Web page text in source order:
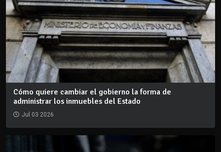
Cómo quiere cambiar el gobierno la forma de
administrar los inmuebles del Estado
Jul 03 2026